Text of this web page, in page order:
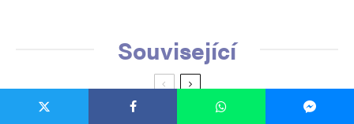
Související